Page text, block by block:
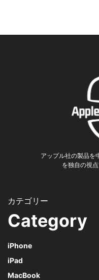
アップル社の製品を
を独自の視
Category
iPhone
iPad
MacBook